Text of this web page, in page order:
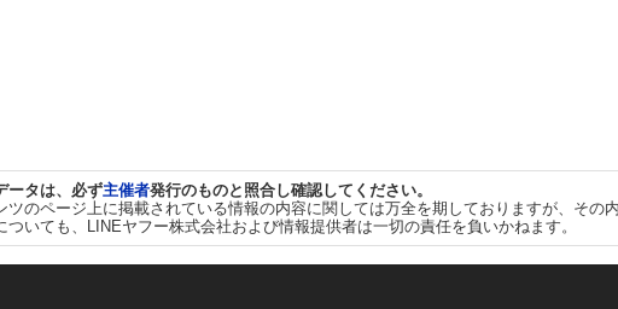
ータは、必ず主催者発行のものと照合し確認してください。
ツのページ上に掲載されている情報の内容に関しては万全を期しておりますが、そ
いても、LINEヤフー株式会社および情報提供者は一切の責任を負いかねます。